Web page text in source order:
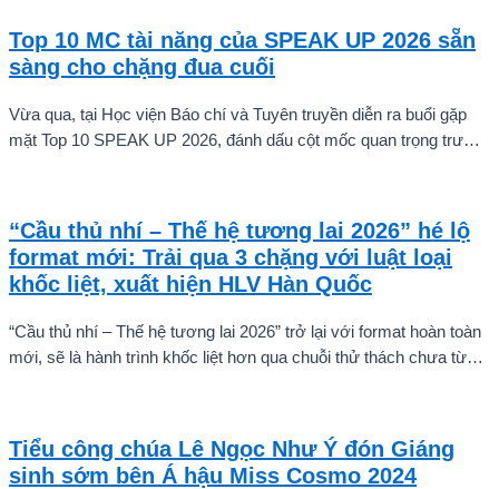
Top 10 MC tài năng của SPEAK UP 2026 sẵn
sàng cho chặng đua cuối
Vừa qua, tại Học viện Báo chí và Tuyên truyền diễn ra buổi gặp
mặt Top 10 SPEAK UP 2026, đánh dấu cột mốc quan trọng trước
“Cầu thủ nhí – Thế hệ tương lai 2026” hé lộ
format mới: Trải qua 3 chặng với luật loại
khốc liệt, xuất hiện HLV Hàn Quốc
“Cầu thủ nhí – Thế hệ tương lai 2026” trở lại với format hoàn toàn
mới, sẽ là hành trình khốc liệt hơn qua chuỗi thử thách chưa từng
sàng chinh phục thử thách.
Tiểu công chúa Lê Ngọc Như Ý đón Giáng
sinh sớm bên Á hậu Miss Cosmo 2024